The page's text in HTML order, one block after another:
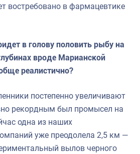
востребовано в фармацевтике
в голову половить рыбу на
вроде Марианской
реалистично?
постепенно увеличивают
рекордным был промысел на
одна из наших
уже преодолела 2,5 км —
вылов черного